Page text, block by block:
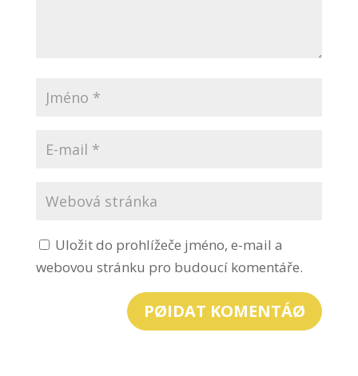
Uložit do prohlížeče jméno, e-mail a
webovou stránku pro budoucí komentáře.
PØIDAT KOMENTÁØ